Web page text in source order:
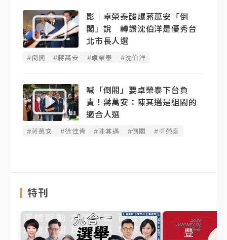
影｜卓榮泰酸爆蔣萬安「倒
閣」說 轉讚沈伯洋是優秀台
北市長人選
#倒閣 #蔣萬安 #卓榮泰 #沈伯洋
喊「倒閣」要卓榮泰下台負
責！蔣萬安：陳其邁是組閣的
適合人選
#蔣萬安 #徐佳青 #陳其邁 #倒閣 #卓榮泰
特刊